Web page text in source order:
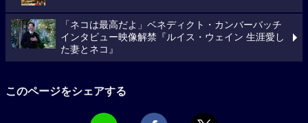
「ネコは最高だよ」ベネディクト・カンバーバッチ
インタビュー映像解禁『ルイス・ウェイン 生涯愛し
た妻とネコ』
このページをシェアする